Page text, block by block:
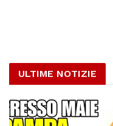
ULTIME NOTIZIE